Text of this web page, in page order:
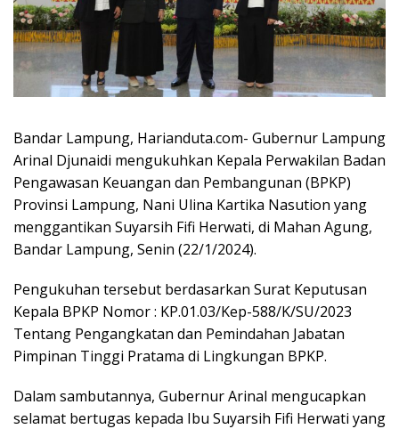
Bandar Lampung, Harianduta.com- Gubernur Lampung
Arinal Djunaidi mengukuhkan Kepala Perwakilan Badan
Pengawasan Keuangan dan Pembangunan (BPKP)
Provinsi Lampung, Nani Ulina Kartika Nasution yang
menggantikan Suyarsih Fifi Herwati, di Mahan Agung,
Bandar Lampung, Senin (22/1/2024).
Pengukuhan tersebut berdasarkan Surat Keputusan
Kepala BPKP Nomor : KP.01.03/Kep-588/K/SU/2023
Tentang Pengangkatan dan Pemindahan Jabatan
Pimpinan Tinggi Pratama di Lingkungan BPKP.
Dalam sambutannya, Gubernur Arinal mengucapkan
selamat bertugas kepada Ibu Suyarsih Fifi Herwati yang